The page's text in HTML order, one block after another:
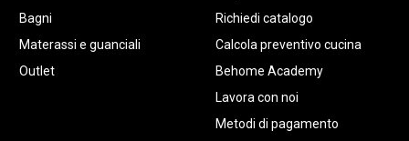
Bagni
Materassi e guanciali
Outlet
Richiedi catalogo
Calcola preventivo cucina
Behome Academy
Lavora con noi
Metodi di pagamento